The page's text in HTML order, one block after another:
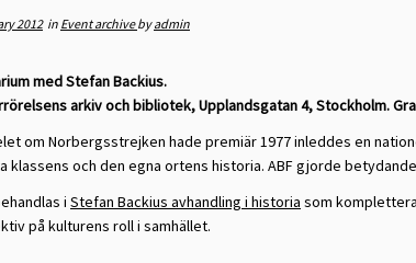
2012in Event archivebyadmin
med Stefan Backius.
arkiv och bibliotek, Upplandsgatan 4, Stockholm.
om Norbergsstrejken hade premiär 1977 inleddes en
klassens och den egna ortens historia. ABF gjorde
i Stefan Backius avhandling i historia som
på kulturens roll i samhället.